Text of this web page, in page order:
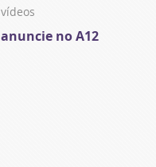
vídeos
anuncie no A12